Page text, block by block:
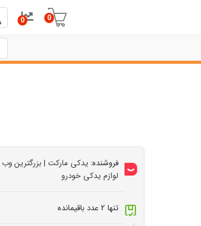
0
0
فروشنده: یدکی مارکت | بزرگترین
لوازم یدکی خودرو
تنها 2 عدد باقیمانده